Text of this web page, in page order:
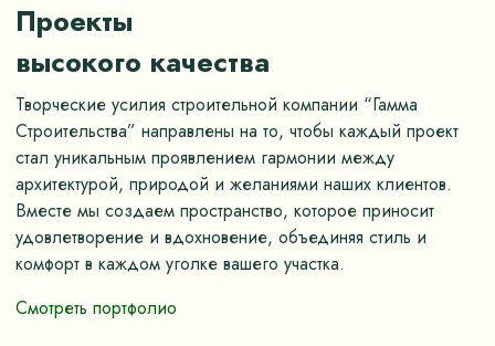
Проекты
высокого качества
Творческие усилия строительной компании “Гамма
Строительства” направлены на то, чтобы каждый проект
стал уникальным проявлением гармонии между
архитектурой, природой и желаниями наших клиентов.
Вместе мы создаем пространство, которое приносит
удовлетворение и вдохновение, объединяя стиль и
комфорт в каждом уголке вашего участка.
Смотреть портфолио